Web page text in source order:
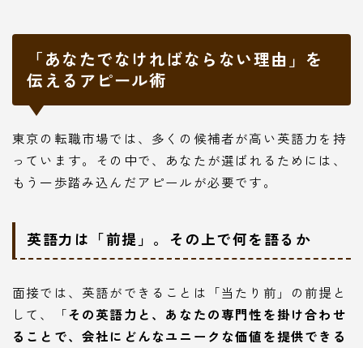
「あなたでなければならない理由」を
伝えるアピール術
東京の転職市場では、多くの候補者が高い英語力を持
っています。その中で、あなたが選ばれるためには、
もう一歩踏み込んだアピールが必要です。
英語力は「前提」。その上で何を語るか
面接では、英語ができることは「当たり前」の前提と
して、「その英語力と、あなたの専門性を掛け合わせ
ることで、会社にどんなユニークな価値を提供できる